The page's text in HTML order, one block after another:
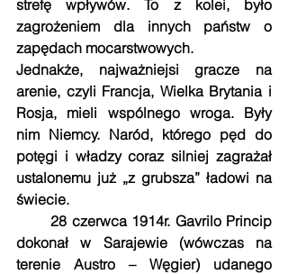
strefę wpływów. To z kolei, było
zagrożeniem dla innych państw o
zapędach mocarstwowych.
Jednakże, najważniejsi gracze na
arenie, czyli Francja, Wielka Brytania i
Rosja, mieli wspólnego wroga. Były
nim Niemcy. Naród, którego pęd do
potęgi i władzy coraz silniej zagrażał
ustalonemu już „z grubsza” ładowi na
świecie.
       28 czerwca 1914r. Gavrilo Princip
dokonał w Sarajewie (wówczas na
terenie Austro – Węgier) udanego